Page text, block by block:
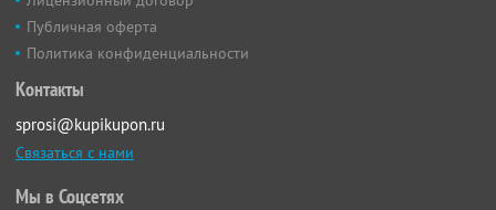
Публичная оферта
Политика конфиденциальности
Контакты
sprosi@kupikupon.ru
Связаться с нами
Мы в Соцсетях